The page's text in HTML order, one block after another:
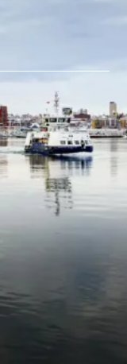
Kultur,
Tourism Nova
und
ein und
teilen.
Mi'kma'ki, dem
ein Gebiet